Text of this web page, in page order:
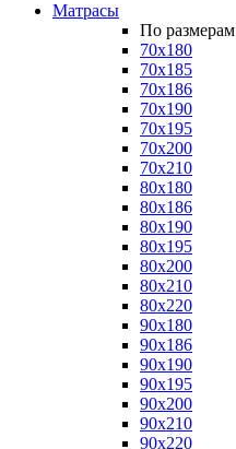
Матрасы
По размерам
70x180
70x185
70x186
70x190
70x195
70x200
70x210
80x180
80x186
80x190
80x195
80x200
80x210
80x220
90x180
90x186
90x190
90x195
90x200
90x210
90x220